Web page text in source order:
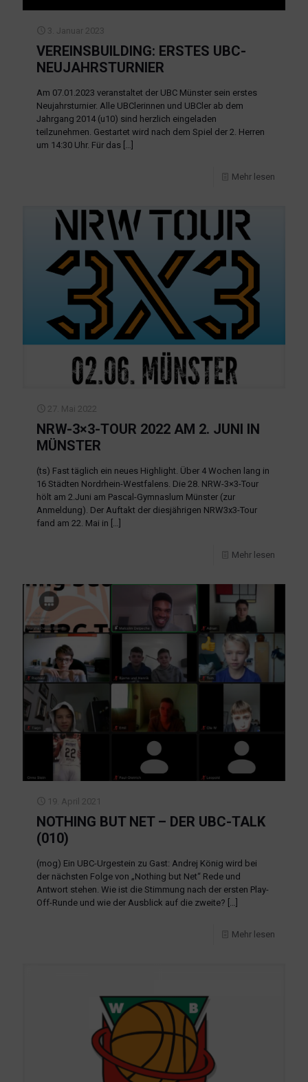
3. Januar 2023
VEREINSBUILDING: ERSTES UBC-
NEUJAHRSTURNIER
Am 07.01.2023 veranstaltet der UBC Münster sein erstes
Neujahrsturnier. Alle UBClerinnen und UBCler ab dem
Jahrgang 2014 (u10) sind herzlich eingeladen
teilzunehmen. Gestartet wird nach dem Spiel der 2. Herren
um 14:30 Uhr. Für das […]
Mehr lesen
27. Mai 2022
NRW-3×3-TOUR 2022 AM 2. JUNI IN
MÜNSTER
(ts) Fast täglich ein neues Highlight. Über 4 Wochen lang in
16 Städten Nordrhein-Westfalens. Die 28. NRW-3×3-Tour
hölt am 2.Juni am Pascal-Gymnaslum Münster (zur
Anmeldung). Der Auftakt der diesjährigen NRW3x3-Tour
fand am 22. Mai in […]
Mehr lesen
19. April 2021
NOTHING BUT NET – DER UBC-TALK
(010)
(mog) Ein UBC-Urgestein zu Gast: Andrej König wird bei
der nächsten Folge von „Nothing but Net“ Rede und
Antwort stehen. Wie ist die Stimmung nach der ersten Play-
Off-Runde und wie der Ausblick auf die zweite? […]
Mehr lesen